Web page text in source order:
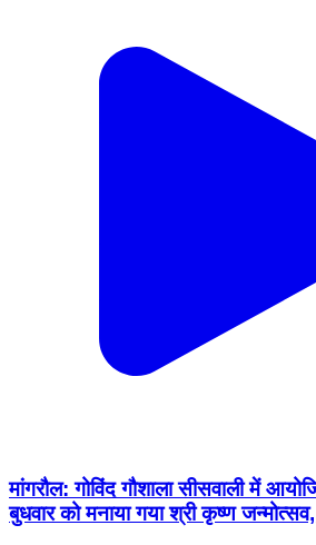
मांगरौल: गोविंद गौशाला सीसवाली में
बुधवार को मनाया गया श्री कृष्ण